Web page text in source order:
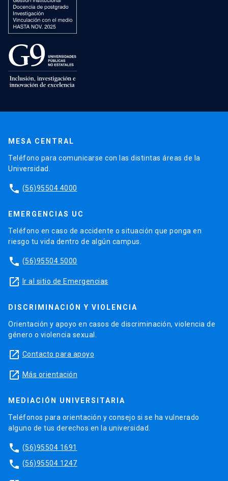
MESA CENTRAL
Teléfono para comunicarse con las distintas áreas de la
Universidad.
phone (56)95504 4000
EMERGENCIAS UC
Teléfono en caso de accidente o situación que ponga en
riesgo tu vida dentro de algún campus.
phone (56)95504 5000
launch Ir al sitio de Emergencias
DISCRIMINACIÓN Y VIOLENCIA
Orientación y apoyo en casos de discriminación, violencia de
género o violencia sexual.
launch Contacto para apoyo
launch Más orientación
MEDIACIÓN UNIVERSITARIA
Teléfonos para orientación y consejo si se ha vulnerado
alguno de tus derechos en la universidad.
phone (56)95504 1691
phone (56)95504 1247